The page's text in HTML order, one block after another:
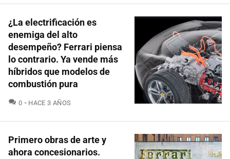
¿La electrificación es
enemiga del alto
desempeño? Ferrari piensa
lo contrario. Ya vende más
híbridos que modelos de
combustión pura
0 COMENTARIOS
HACE 3 AÑOS
Primero obras de arte y
ahora concesionarios.